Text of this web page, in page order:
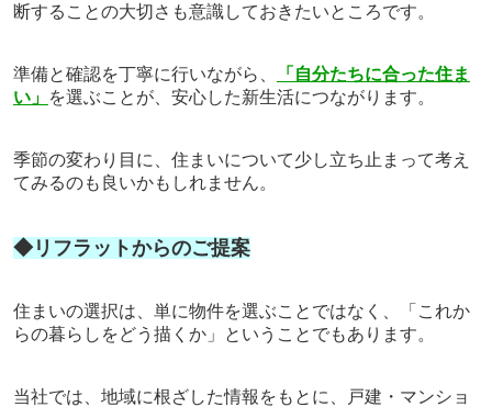
断することの大切さも意識しておきたいところです。
準備と確認を丁寧に行いながら、
「自分たちに合った住ま
い」 を選ぶことが、安心した新生活につながります。
季節の変わり目に、住まいについて少し立ち止まって考え
てみるのも良いかもしれません。
◆リフラットからのご提案
住まいの選択は、単に物件を選ぶことではなく、「これか
らの暮らしをどう描くか」ということでもあります。
当社では、地域に根ざした情報をもとに、戸建・マンショ